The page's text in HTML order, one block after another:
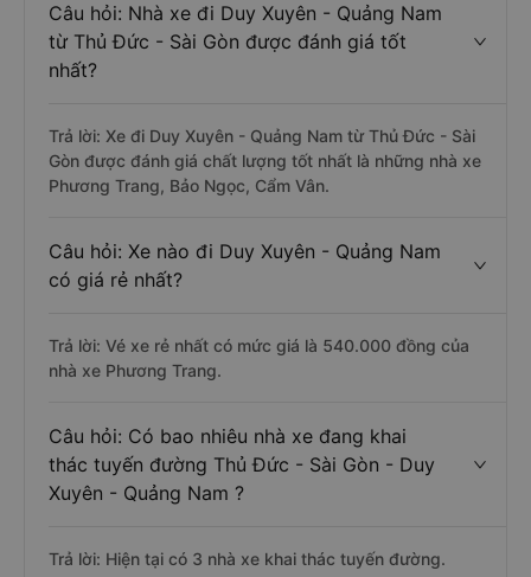
Câu hỏi: Nhà xe đi Duy Xuyên - Quảng Nam
từ Thủ Đức - Sài Gòn được đánh giá tốt
nhất?
Trả lời: Xe đi Duy Xuyên - Quảng Nam từ Thủ Đức - Sài
Gòn được đánh giá chất lượng tốt nhất là những nhà xe
Phương Trang, Bảo Ngọc, Cẩm Vân.
Câu hỏi: Xe nào đi Duy Xuyên - Quảng Nam
có giá rẻ nhất?
Trả lời: Vé xe rẻ nhất có mức giá là 540.000 đồng của
nhà xe Phương Trang.
Câu hỏi: Có bao nhiêu nhà xe đang khai
thác tuyến đường Thủ Đức - Sài Gòn - Duy
Xuyên - Quảng Nam ?
Trả lời: Hiện tại có 3 nhà xe khai thác tuyến đường.